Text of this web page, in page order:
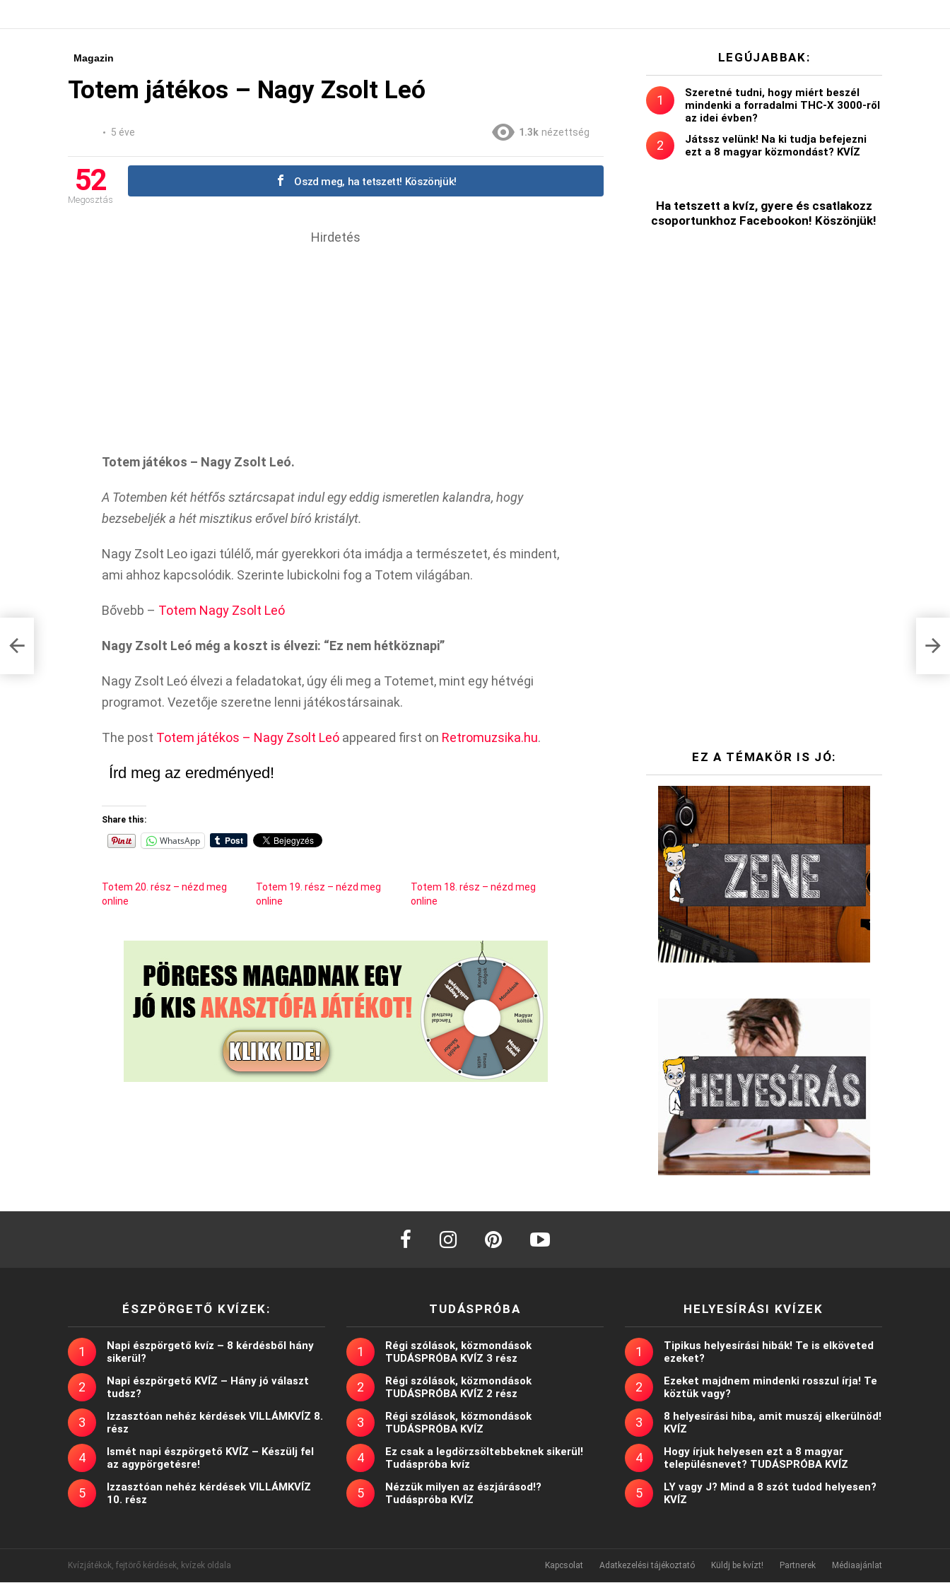
Magazin
Totem játékos – Nagy Zsolt Leó
5 éve 1.3k nézettség
52
Megosztás
Oszd meg, ha tetszett! Köszönjük!
Hirdetés
Totem játékos – Nagy Zsolt Leó.
A Totemben két hétfős sztárcsapat indul egy eddig ismeretlen kalandra, hogy
bezsebeljék a hét misztikus erővel bíró kristályt.
Nagy Zsolt Leo igazi túlélő, már gyerekkori óta imádja a természetet, és mindent,
ami ahhoz kapcsolódik. Szerinte lubickolni fog a Totem világában.
Bővebb – Totem Nagy Zsolt Leó
Nagy Zsolt Leó még a koszt is élvezi: “Ez nem hétköznapi”
Nagy Zsolt Leó élvezi a feladatokat, úgy éli meg a Totemet, mint egy hétvégi
programot. Vezetője szeretne lenni játékostársainak.
The post Totem játékos – Nagy Zsolt Leó appeared first on Retromuzsika.hu.
Írd meg az eredményed!
Share this:
WhatsApp
Totem 20. rész – nézd meg
online
Totem 19. rész – nézd meg
online
Totem 18. rész – nézd meg
online
LEGÚJABBAK:
Szeretné tudni, hogy miért beszél
mindenki a forradalmi THC-X 3000-ről
az idei évben?
Játssz velünk! Na ki tudja befejezni
ezt a 8 magyar közmondást? KVÍZ
Ha tetszett a kvíz, gyere és csatlakozz
csoportunkhoz Facebookon! Köszönjük!
EZ A TÉMAKÖR IS JÓ:
facebook instagram
ÉSZPÖRGETŐ KVÍZEK:
Napi észpörgető kvíz – 8 kérdésből hány
sikerül?
Napi észpörgető KVÍZ – Hány jó választ
tudsz?
Izzasztóan nehéz kérdések VILLÁMKVÍZ 8.
rész
Ismét napi észpörgető KVÍZ – Készülj fel
az agypörgetésre!
Izzasztóan nehéz kérdések VILLÁMKVÍZ
10. rész
TUDÁSPRÓBA
Régi szólások, közmondások
TUDÁSPRÓBA KVÍZ 3 rész
Régi szólások, közmondások
TUDÁSPRÓBA KVÍZ 2 rész
Régi szólások, közmondások
TUDÁSPRÓBA KVÍZ
Ez csak a legdörzsöltebbeknek sikerül!
Tudáspróba kvíz
Nézzük milyen az észjárásod!?
Tudáspróba KVÍZ
HELYESÍRÁSI KVÍZEK
Tipikus helyesírási hibák! Te is elköveted
ezeket?
Ezeket majdnem mindenki rosszul írja! Te
köztük vagy?
8 helyesírási hiba, amit muszáj elkerülnöd!
KVÍZ
Hogy írjuk helyesen ezt a 8 magyar
településnevet? TUDÁSPRÓBA KVÍZ
LY vagy J? Mind a 8 szót tudod helyesen?
KVÍZ
Kvízjátékok, fejtörő kérdések, kvízek oldala Kapcsolat Adatkezelési tájékoztató Küldj be kvízt! Partnerek Médiaajánlat